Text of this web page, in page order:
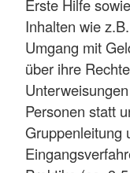
Erste Hilfe
Inhalten wie
Umgang mit
über ihre
Personen statt
Gruppenleitung